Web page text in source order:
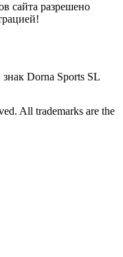
сайта разрешено
Dorna Sports SL
All trademarks are the